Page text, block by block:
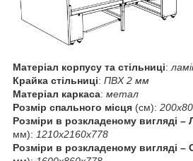
Матеріал корпусу та стільниці:
Крайка стільниці: ПВХ 2 мм
Матеріал каркаса: метал
Розмір спального місця (см): 200х80
Розміри в розкладеному вигляді –
мм): 1210х2160х778
Розміри в розкладеному вигляді –